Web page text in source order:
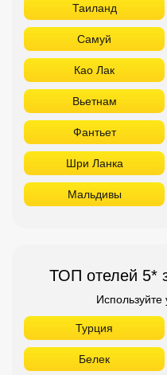
Таиланд
Самуй
Као Лак
Вьетнам
Фантьет
Шри Ланка
Мальдивы
ТОП отелей 5*
Турция
Белек